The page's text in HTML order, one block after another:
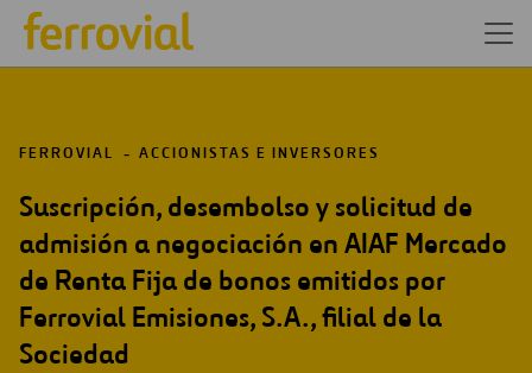
FERROVIAL ACCIONISTAS E INVERSORES
Suscripción, desembolso y solicitud de
admisión a negociación en AIAF Mercado
de Renta Fija de bonos emitidos por
Ferrovial Emisiones, S.A., filial de la
Sociedad